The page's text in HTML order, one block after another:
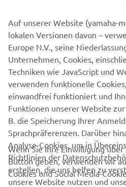
THE NEXT HORIZON IS YOURS.
TÉNÉRÉ
UNTERNEHMEN
Auf unserer Website (yamaha-
lokalen Versionen davon –
Europe N.V., seine
Unternehmen, Cookies,
Techniken wie JavaScript und
verwenden funktionelle
einwandfrei funktioniert und
Funktionen unserer Website
B. die Speicherung Ihrer
Sprachpräferenzen. Darüber
Analyse-Cookies, um in
Richtlinien der
erstellen, die uns helfen zu
unsere Website nutzen und
Wenn Sie Ihre Einwilligung
Button geben, verwenden wir
Cookies und Social Media-